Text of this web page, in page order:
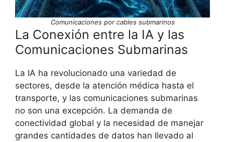
Comunicaciones por cables submarinos
La Conexión entre la IA y las
Comunicaciones Submarinas
La IA ha revolucionado una variedad de
sectores, desde la atención médica hasta el
transporte, y las comunicaciones submarinas
no son una excepción. La demanda de
conectividad global y la necesidad de manejar
grandes cantidades de datos han llevado al